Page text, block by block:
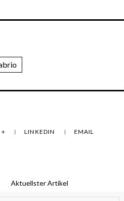
+ LINKEDIN EMAIL
Aktuellster Artikel